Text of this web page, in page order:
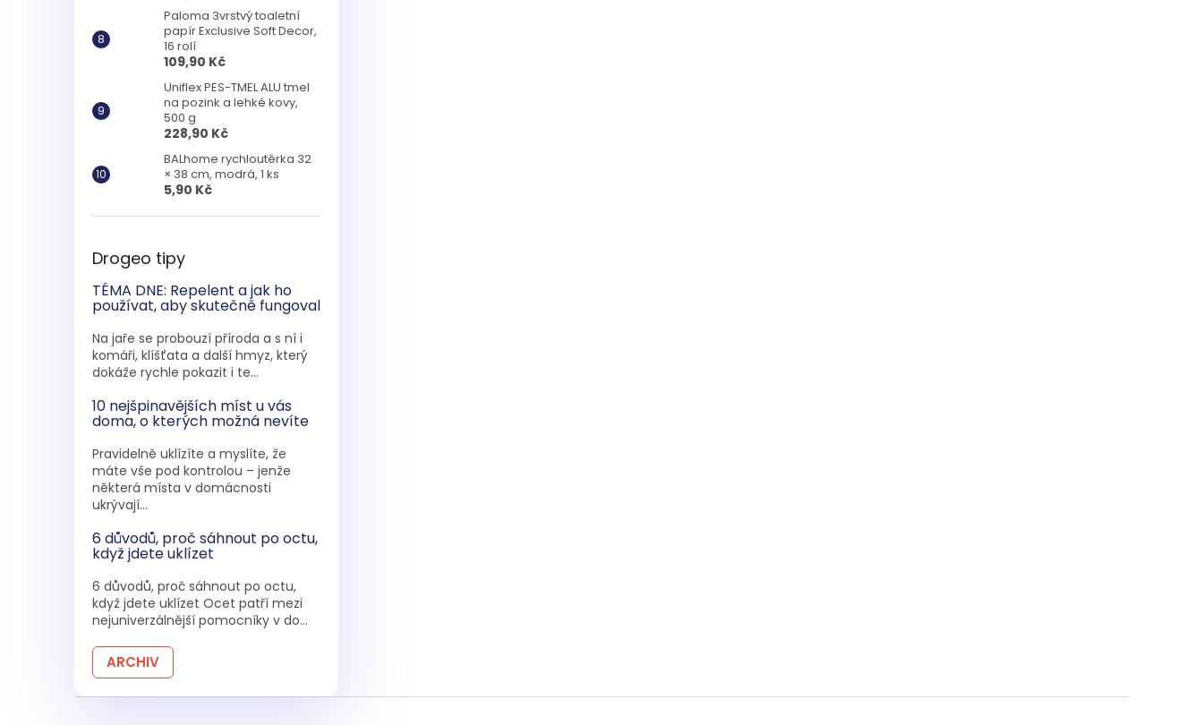
Paloma 3vrstvý toaletní
papír Exclusive Soft Decor,
16 rolí
109,90 Kč
Uniflex PES-TMEL ALU tmel
na pozink a lehké kovy,
500 g
228,90 Kč
BALhome rychloutěrka 32
× 38 cm, modrá, 1 ks
5,90 Kč
Drogeo tipy
TÉMA DNE: Repelent a jak ho
používat, aby skutečně fungoval
Na jaře se probouzí příroda a s ní i
komáři, klíšťata a další hmyz, který
dokáže rychle pokazit i te...
10 nejšpinavějších míst u vás
doma, o kterých možná nevíte
Pravidelně uklízíte a myslíte, že
máte vše pod kontrolou – jenže
některá místa v domácnosti
ukrývají...
6 důvodů, proč sáhnout po octu,
když jdete uklízet
6 důvodů, proč sáhnout po octu,
když jdete uklízet Ocet patří mezi
nejuniverzálnější pomocníky v do...
ARCHIV